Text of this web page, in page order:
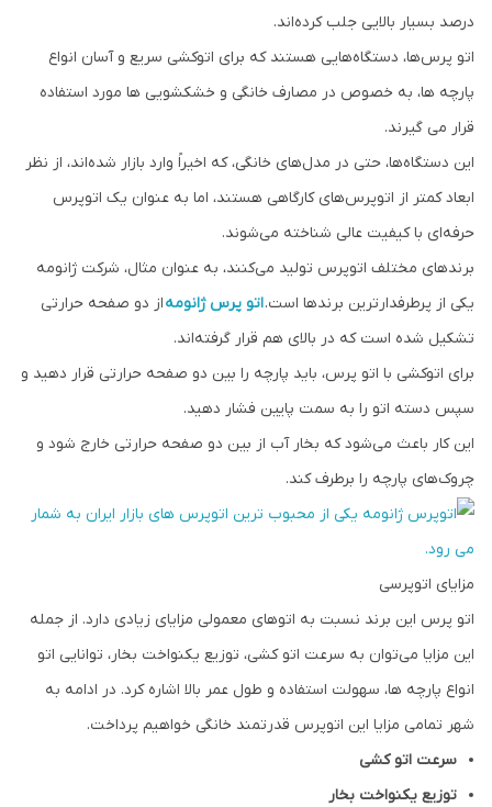
درصد بسیار بالایی جلب کرده‌اند.
اتو پرس‌ها، دستگاه‌هایی هستند که برای اتوکشی سریع و آسان انواع
پارچه ها، به خصوص در مصارف خانگی و خشکشویی ها مورد استفاده
قرار می گیرند.
این دستگاه‌ها، حتی در مدل‌های خانگی، که اخیراً وارد بازار شده‌اند، از نظر
ابعاد کمتر از اتوپرس‌های کارگاهی هستند، اما به عنوان یک اتوپرس
حرفه‌ای با کیفیت عالی شناخته می‌شوند.
برندهای مختلف اتوپرس تولید می‌کنند، به عنوان مثال، شرکت ژانومه
یکی از پرطرفدارترین برندها است.اتو پرس ژانومهاز دو صفحه حرارتی
تشکیل شده است که در بالای هم قرار گرفته‌اند.
برای اتوکشی با اتو پرس، باید پارچه را بین دو صفحه حرارتی قرار دهید و
سپس دسته اتو را به سمت پایین فشار دهید.
این کار باعث می‌شود که بخار آب از بین دو صفحه حرارتی خارج شود و
چروک‌های پارچه را برطرف کند.
مزایای اتوپرسی
اتو پرس این برند نسبت به اتوهای معمولی مزایای زیادی دارد. از جمله
این مزایا می‌توان به سرعت اتو کشی، توزیع یکنواخت بخار، توانایی اتو
انواع پارچه ها، سهولت استفاده و طول عمر بالا اشاره کرد. در ادامه به
شهر تمامی مزایا این اتوپرس قدرتمند خانگی خواهیم پرداخت.
سرعت اتو کشی
توزیع یکنواخت بخار